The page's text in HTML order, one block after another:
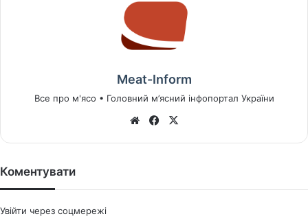
Meat-Inform
Все про м'ясо • Головний м’ясний інфопортал України
We
Fa
Коментувати
Увійти через соцмережі